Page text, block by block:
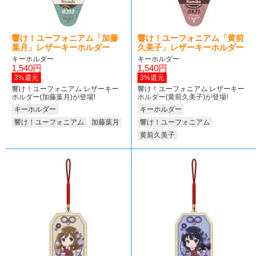
響け！ユーフォニアム「加藤
葉月」レザーキーホルダー
キーホルダー
1,540円
3%還元
響け！ユーフォニアム レザーキー
ホルダー(加藤葉月)が登場!
キーホルダー
響け！ユーフォニアム
加藤葉月
響け！ユーフォニアム「黄前
久美子」レザーキーホルダー
キーホルダー
1,540円
3%還元
響け！ユーフォニアム レザーキー
ホルダー(黄前久美子)が登場!
キーホルダー
響け！ユーフォニアム
黄前久美子